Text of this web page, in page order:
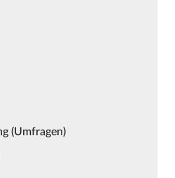
(Umfragen)